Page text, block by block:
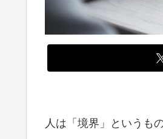
人は「境界」というも